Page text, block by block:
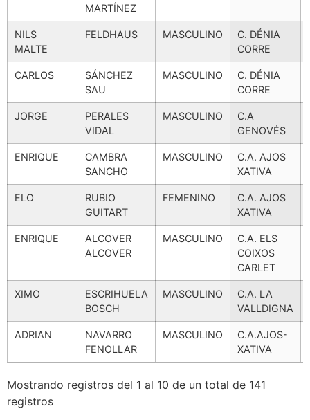
MARTÍNEZ
NILS
MALTE
FELDHAUS MASCULINO
C. DÉNIA
CORRE
CARLOS
SÁNCHEZ
SAU
MASCULINO
C. DÉNIA
CORRE
JORGE
PERALES
VIDAL
MASCULINO
C.A
GENOVÉS
ENRIQUE
CAMBRA
SANCHO
MASCULINO
C.A. AJOS
XATIVA
ELO
RUBIO
GUITART
FEMENINO
C.A. AJOS
XATIVA
ENRIQUE
ALCOVER
ALCOVER
MASCULINO
C.A. ELS
COIXOS
CARLET
XIMO
ESCRIHUELA
BOSCH
MASCULINO
C.A. LA
VALLDIGNA
ADRIAN
NAVARRO
FENOLLAR
MASCULINO
C.A.AJOS-
XATIVA
Mostrando registros del 1 al 10 de un total de 141
registros